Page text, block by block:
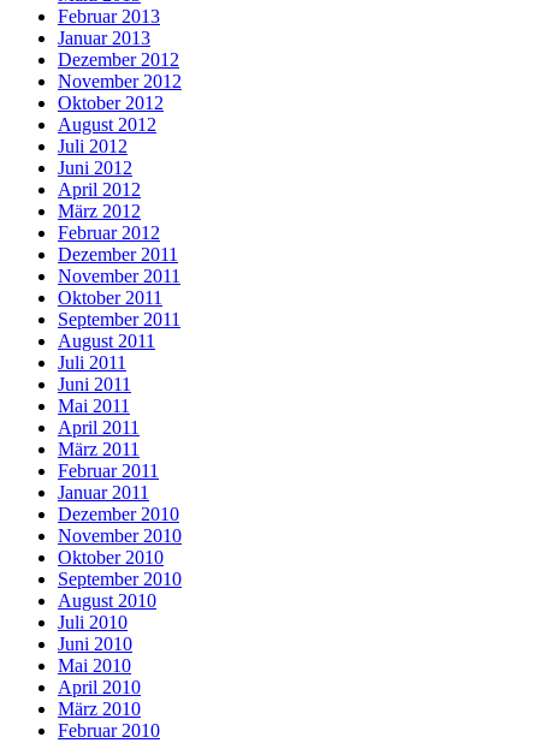
Februar 2013
Januar 2013
Dezember 2012
November 2012
Oktober 2012
August 2012
Juli 2012
Juni 2012
April 2012
März 2012
Februar 2012
Dezember 2011
November 2011
Oktober 2011
September 2011
August 2011
Juli 2011
Juni 2011
Mai 2011
April 2011
März 2011
Februar 2011
Januar 2011
Dezember 2010
November 2010
Oktober 2010
September 2010
August 2010
Juli 2010
Juni 2010
Mai 2010
April 2010
März 2010
Februar 2010